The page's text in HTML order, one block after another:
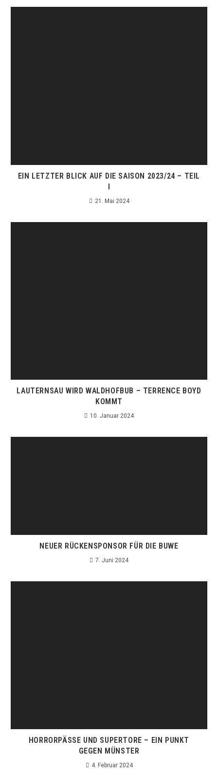
EIN LETZTER BLICK AUF DIE SAISON 2023/24 – TEIL
21. Mai 2024
LAUTERNSAU WIRD WALDHOFBUB – TERRENCE BOYD
KOMMT
10. Januar 2024
NEUER RÜCKENSPONSOR FÜR DIE BUWE
7. Juni 2024
HORRORPÄSSE UND SUPERTORE – EIN PUNKT
GEGEN MÜNSTER
4. Februar 2024